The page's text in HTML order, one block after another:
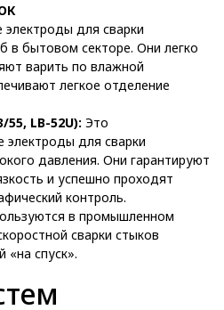
для сварки
в бытовом секторе. Они легко
варить по влажной
легкое отделение
LB-52U): Это
электроды для сварки
давления. Они гарантируют
и успешно проходят
контроль.
в промышленном
сварки стыков
«на спуск».